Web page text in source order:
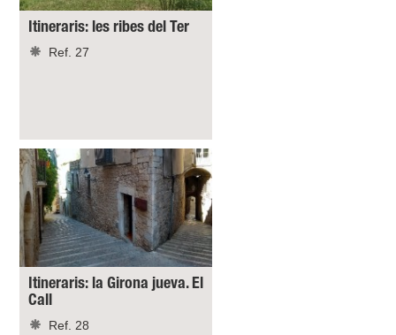
Itineraris: les ribes del Ter
Ref. 27
Itineraris: la Girona jueva. El
Call
Ref. 28